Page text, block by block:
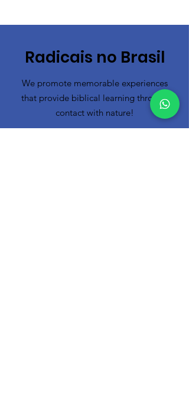
Radicais no Brasil
We promote memorable experiences
that provide biblical learning through
contact with nature!